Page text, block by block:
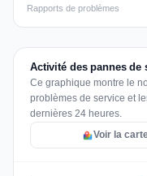
Rapports de problèmes
Activité des pannes de
Ce graphique montre le
problèmes de service et
dernières 24 heures.
Voir la